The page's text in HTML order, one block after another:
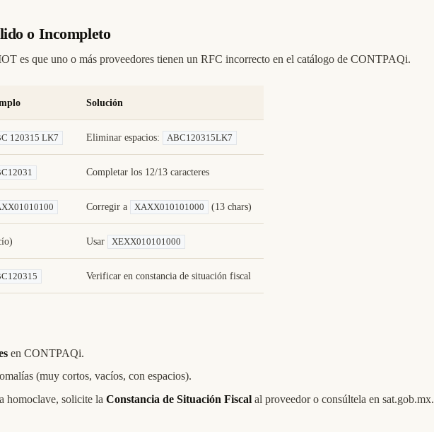
o Incompleto
es que uno o más proveedores tienen un RFC incorrecto en el catálogo de CONTPAQi.
Solución
120315 LK7 Eliminar espacios: ABC120315LK7
Completar los 12/13 caracteres
Corregir a XAXX010101000 (13 chars)
Usar XEXX010101000
Verificar en constancia de situación fiscal
en CONTPAQi.
(muy cortos, vacíos, con espacios).
homoclave, solicite la Constancia de Situación Fiscal al proveedor o consúltela en sat.gob.mx.